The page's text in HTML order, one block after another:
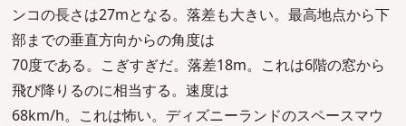
ンコの長さは27mとなる。落差も大きい。最高地点から下
部までの垂直方向からの角度は
70度である。こぎすぎだ。落差18m。これは6階の窓から
飛び降りるのに相当する。速度は
68km/h。これは怖い。ディズニーランドのスペースマウ